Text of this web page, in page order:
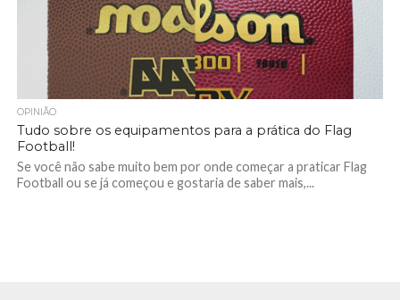
OPINIÃO
Tudo sobre os equipamentos para a prática do Flag
Football!
Se você não sabe muito bem por onde começar a praticar Flag
Football ou se já começou e gostaria de saber mais,...